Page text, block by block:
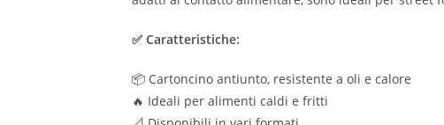
✅ Caratteristiche:
📦 Cartoncino antiunto, resistente a oli e calore
🔥 Ideali per alimenti caldi e fritti